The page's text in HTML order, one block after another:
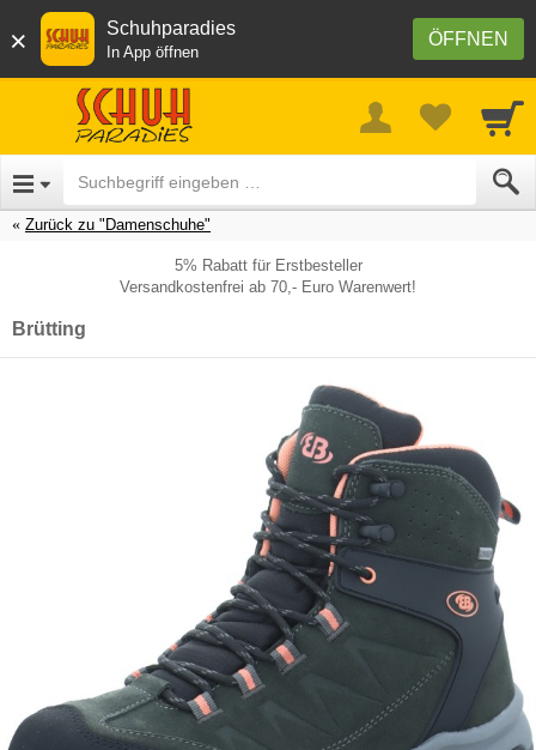
× ÖFFNEN
Schuhparadies
In App öffnen
Zurück zu "Damenschuhe"
5% Rabatt für Erstbesteller
Versandkostenfrei ab 70,- Euro Warenwert!
Brütting